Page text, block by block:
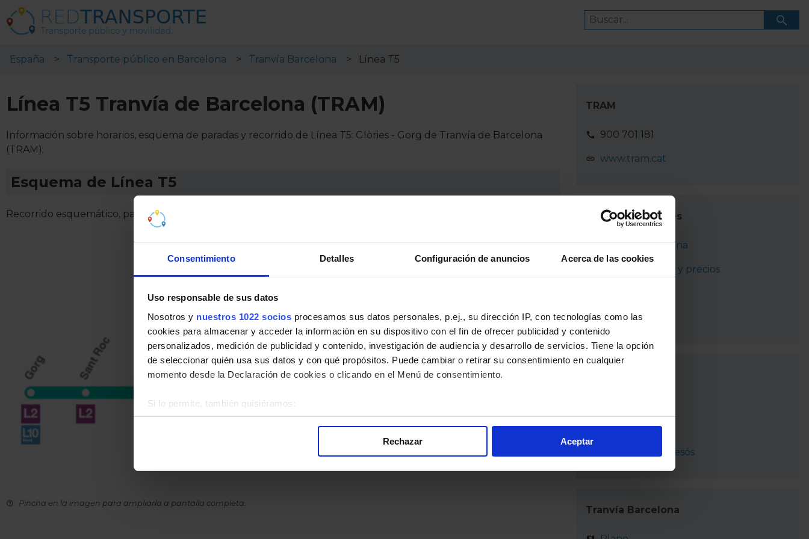
Consentimiento Detalles Configuración de anuncios Acerca de las cookies
Uso responsable de sus datos
Nosotros y nuestros 1022 socios procesamos sus datos personales, p.ej., su dirección IP, con tecnologías como las
cookies para almacenar y acceder la información en su dispositivo con el fin de ofrecer publicidad y contenido
personalizados, medición de publicidad y contenido, investigación de audiencia y desarrollo de servicios. Tiene la opción
de seleccionar quién usa sus datos y con qué propósitos. Puede cambiar o retirar su consentimiento en cualquier
momento desde la Declaración de cookies o clicando en el Menú de consentimiento.
Si lo permite, también quisiéramos:
Recopilar información sobre su ubicación geográfica que puede tener una precisión de varios metros
por ejemplo, la dirección IP, los identificadores de cookies o páginas visitadas), nos permite financiar nuestra actividad
Rechazar Aceptar
España Transporte público en Barcelona Tranvía Barcelona Línea T5
Línea T5 Tranvía de Barcelona (TRAM)
Información sobre horarios, esquema de paradas y recorrido de Línea T5: Glòries - Gorg de Tranvía de Barcelona
(TRAM).
Esquema de Línea T5
Recorrido esquemático, paradas y correspondencias Línea T5: Glòries - Gorg de Tranvía de Barcelona (TRAM).
Pincha en la imagen para ampliarla a pantalla completa.
TRAM
900 701 181
www.tram.cat
Enlaces de interés
Tranvía Barcelona
Abonos, billetes y precios
¿Cómo ir?
Badalona
Sant Adriá de Besós
Tranvía Barcelona